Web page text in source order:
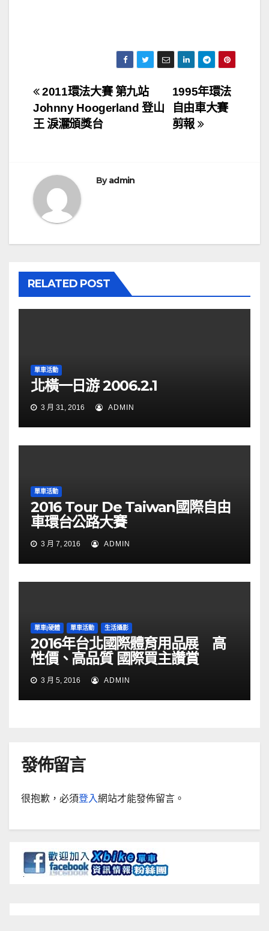
文
章
覽
1995年環法
自由車大賽
剪報
2011環法大賽 第九站
Johnny Hoogerland 登山
王 淚灑頒獎台
Byadmin
RELATED POST
單車活動
北橫一日游 2006.2.1
3 月 31, 2016 ADMIN
單車活動
2016 Tour De Taiwan國際自由
車環台公路大賽
3 月 7, 2016 ADMIN
單車|硬體 單車活動 生活攝影
2016年台北國際體育用品展 高
性價、高品質 國際買主讚賞
3 月 5, 2016 ADMIN
發佈留言
很抱歉，必須登入網站才能發佈留言。